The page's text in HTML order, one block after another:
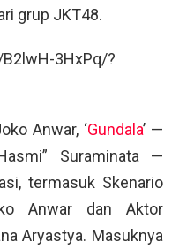
grup JKT48.
3HxPq/?
Anwar, ‘Gundala’ —
Suraminata —
termasuk Skenario
Anwar dan Aktor
Aryastya. Masuknya